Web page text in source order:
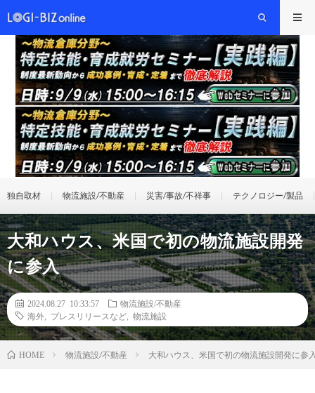
独自取材 物流施設/不動産 災害/事故/不祥事 テクノロジー/製品
大和ハウス、米国で初の物流施設開発
に参入
2024.08.27 10:33:57
物流施設/不動産
海外
プレスリリースなど 物流施設
HOME 物流施設/不動産 大和ハウス、米国で初の物流施設開発に参